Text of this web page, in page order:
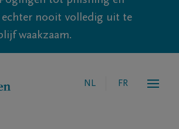
echter nooit volledig uit te
waakzaam.
NL FR